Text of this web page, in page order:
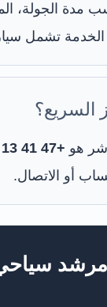
مدة الجولة،
تشمل
السريع؟
هو +47 41 13 75 55
أو الاتصال.
مرشد